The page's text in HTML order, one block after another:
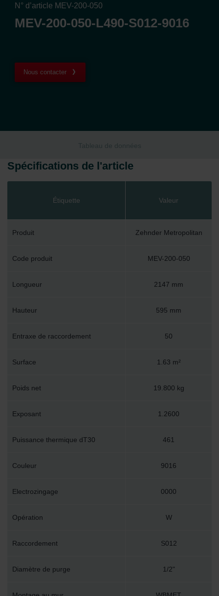
N° d’article MEV-200-050
MEV-200-050-L490-S012-9016
Nous contacter
Tableau de données
Spécifications de l'article
Étiquette Valeur
Produit Zehnder Metropolitan
Code produit MEV-200-050
Longueur 2147 mm
Hauteur 595 mm
Entraxe de raccordement 50
Surface 1.63 m²
Poids net 19.800 kg
Exposant 1.2600
Puissance thermique dT30 461
Couleur 9016
Electrozingage 0000
Opération W
Raccordement S012
Diamètre de purge 1/2"